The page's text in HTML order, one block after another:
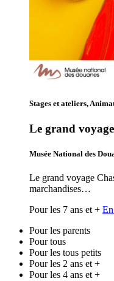
Stages et ateliers,
Le grand voyage
Musée National des
Le grand voyage
marchandises…
Pour les 7 ans et +
Pour les parents
Pour tous
Pour les tous petits
Pour les 2 ans et +
Pour les 4 ans et +